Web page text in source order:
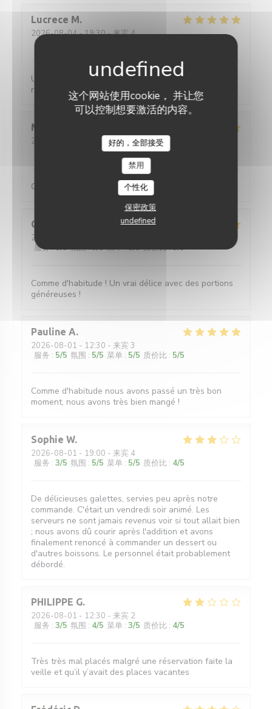
这个网站使用cookie， 并让您
可以控制想要激活的内容。
好的，全部接受
禁用
个性化
保密政策
undefined
Lucrece M
2026-08-04- 19:30 - 来宾 4
服务
Un service efficace, des crêpes délicieuses aux
recettes variées pour un prix très raisonnable.
Maud
2026-08-01
- 12:30 - 来宾 5
/5 菜单:5/5 质价比:
Galettes et crêpes très généreuses (en garnitures)
Quentin
2026-07-31
服务:5/5 氛围:5/5 菜单:5/5 质价比:5/5
Comme d'habitude ! Un vrai délice avec des portions
généreuses !
Pauline A
2026-08-01 - 12:30 - 来宾 3
服务 : 5/5 氛围 : 5/5 菜单 : 5/5 质价比 : 5/5
Comme d'habitude nous avons passé un très bon
moment, nous avons très bien mangé !
Sophie W
2026-08-01 - 19:00 - 来宾 4
服务 : 3/5 氛围 : 5/5 菜单 : 5/5 质价比 : 4/5
De délicieuses galettes, servies peu après notre
commande. C'était un vendredi soir animé. Les
serveurs ne sont jamais revenus voir si tout allait bien
; nous avons dû courir après l'addition et avons
finalement renoncé à commander un dessert ou
d'autres boissons. Le personnel était probablement
débordé.
PHILIPPE G
2026-08-01 - 12:30 - 来宾 2
服务 : 3/5 氛围 : 4/5 菜单 : 3/5 质价比 : 4/5
Très très mal placés malgré une réservation faite la
veille et qu’il y’avait des places vacantes